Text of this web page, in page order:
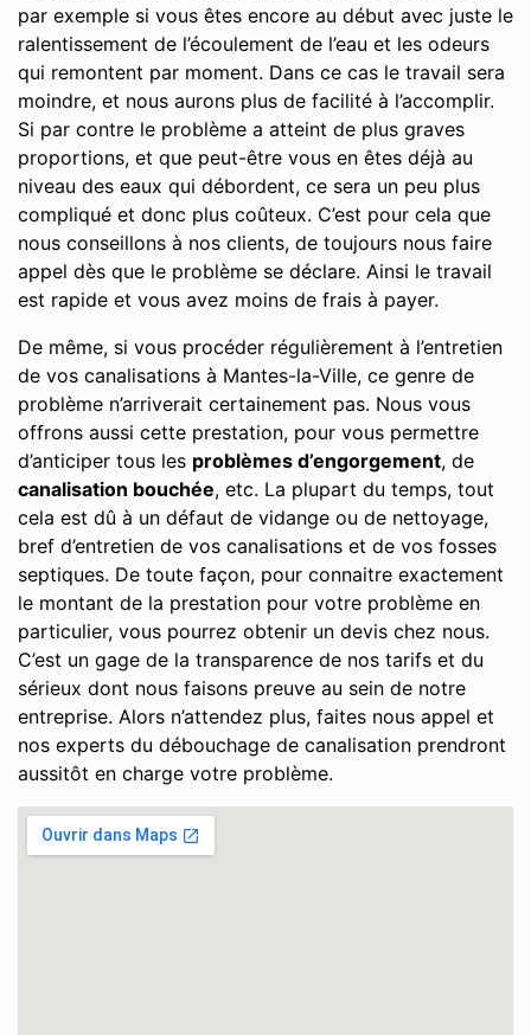
par exemple si vous êtes encore au début avec juste le
ralentissement de l’écoulement de l’eau et les odeurs
qui remontent par moment. Dans ce cas le travail sera
moindre, et nous aurons plus de facilité à l’accomplir.
Si par contre le problème a atteint de plus graves
proportions, et que peut-être vous en êtes déjà au
niveau des eaux qui débordent, ce sera un peu plus
compliqué et donc plus coûteux. C’est pour cela que
nous conseillons à nos clients, de toujours nous faire
appel dès que le problème se déclare. Ainsi le travail
est rapide et vous avez moins de frais à payer.
De même, si vous procéder régulièrement à l’entretien
de vos canalisations à Mantes-la-Ville, ce genre de
problème n’arriverait certainement pas. Nous vous
offrons aussi cette prestation, pour vous permettre
d’anticiper tous les problèmes d’engorgement, de
canalisation bouchée, etc. La plupart du temps, tout
cela est dû à un défaut de vidange ou de nettoyage,
bref d’entretien de vos canalisations et de vos fosses
septiques. De toute façon, pour connaitre exactement
le montant de la prestation pour votre problème en
particulier, vous pourrez obtenir un devis chez nous.
C’est un gage de la transparence de nos tarifs et du
sérieux dont nous faisons preuve au sein de notre
entreprise. Alors n’attendez plus, faites nous appel et
nos experts du débouchage de canalisation prendront
aussitôt en charge votre problème.